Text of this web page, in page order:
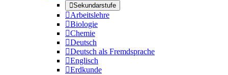
Sekundarstufe
Arbeitslehre
Biologie
Chemie
Deutsch
Deutsch als Fremdsprache
Englisch
Erdkunde